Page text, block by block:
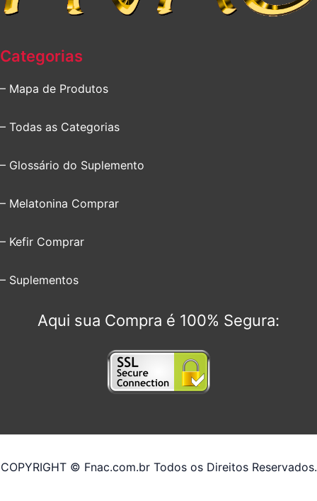
Categorias
– Mapa de Produtos
– Todas as Categorias
– Glossário do Suplemento
– Melatonina Comprar
– Kefir Comprar
– Suplementos
Aqui sua Compra é 100% Segura:
COPYRIGHT © Fnac.com.br Todos os Direitos Reservados.